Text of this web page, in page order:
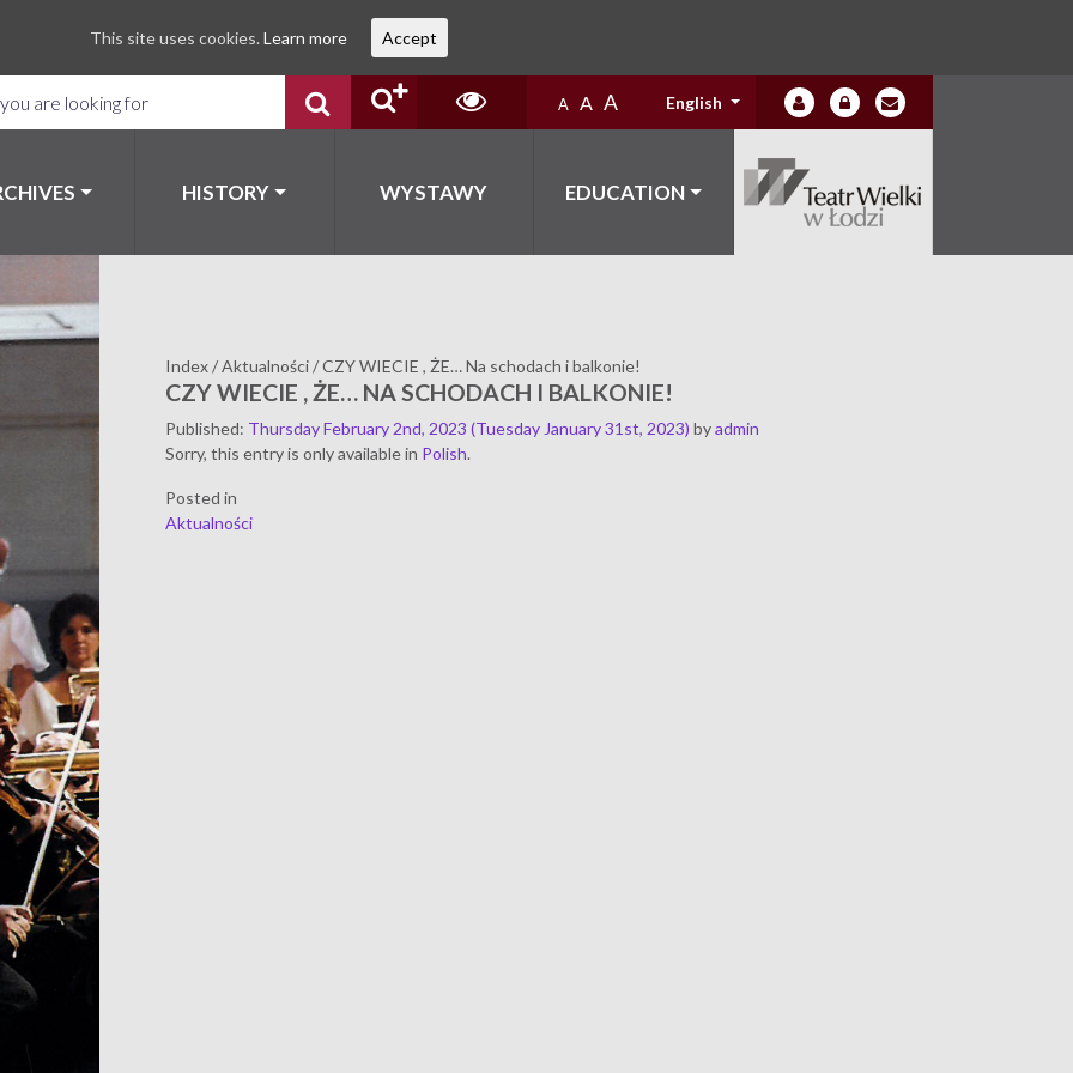
A A A English
HISTORY WYSTAWY EDUCATION
Index/Aktualności/CZY WIECIE , ŻE… Na schodach i balkonie!
CZY WIECIE , ŻE… NA SCHODACH I BALKONIE!
Published: Thursday February 2nd, 2023 (Tuesday January 31st, 2023)byadmin
Sorry, this entry is only available in Polish.
Posted in
Aktualności
This site uses cookies. Learn more Accept